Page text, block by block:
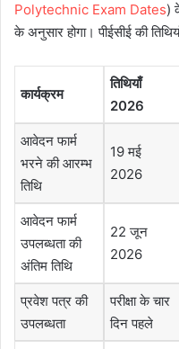
Polytechnic Exam Dates)
के अनुसार होगा। पीईसीई की
कार्यक्रम
तिथियाँ
2026
आवेदन फार्म
भरने की आरम्भ
तिथि
19 मई
2026
आवेदन फार्म
उपलब्धता की
अंतिम तिथि
22 जून
2026
प्रवेश पत्र की
उपलब्धता
परीक्षा के चार
दिन पहले